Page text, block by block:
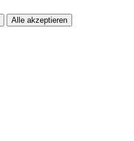
Alle akzeptieren